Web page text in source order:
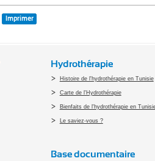
Imprimer
Hydrothérapie
Histoire de l'hydrothérapie en Tunisie
Carte de l'Hydrothérapie
Bienfaits de l'hydrothérapie en
Le saviez-vous ?
Base documentaire